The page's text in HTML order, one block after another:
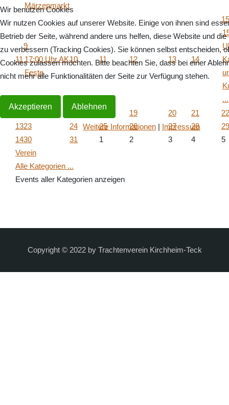
Märzenmarkt
11
9
17:00 Uhr AK
Feste
10 11 12 13 14
15
...
16 19 20 21
22
1323 24 25 26 27 28
29
1430 31 1 2 3 4
5
Verein
Alle Kategorien ...
Events aller Kategorien anzeigen
Copyright © 2022 by Trachtenverein Kirchheim-Teck
Wir benutzen Cookies
Wir nutzen Cookies auf unserer Website. Einige von ihnen sind
Betrieb der Seite, während andere uns helfen, diese Website und
zu verbessern (Tracking Cookies). Sie können selbst entscheiden,
Cookies zulassen möchten. Bitte beachten Sie, dass bei einer
nicht mehr alle Funktionalitäten der Seite zur Verfügung stehen.
Akzeptieren Ablehnen
Weitere Informationen | Impressum